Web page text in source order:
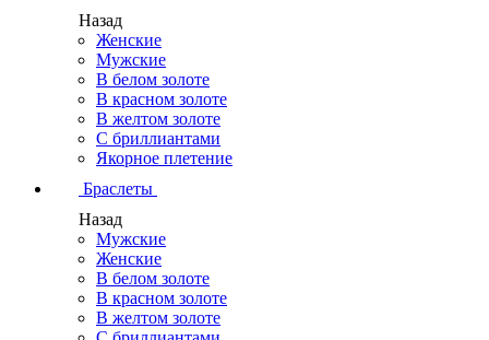
Назад
Женские
Мужские
В белом золоте
В красном золоте
В желтом золоте
С бриллиантами
Якорное плетение
Браслеты
Назад
Мужские
Женские
В белом золоте
В красном золоте
В желтом золоте